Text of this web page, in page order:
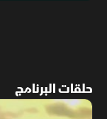
حلقات البرنامج